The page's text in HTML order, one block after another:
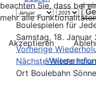
Boulespielen für
Samstag, 18.
Vorherige
Nächste
Ort Boulebahn
beachten Sie, dass bei
mehr alle
Akzeptieren
Weitere